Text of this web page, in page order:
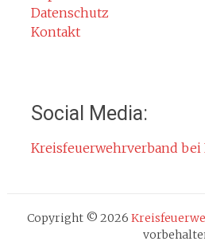
Gefahr durch
Cookie-Hinweis
Atemschutz
Datenschutz
Kontakt
Social Media:
Kreisfeuerwehrverband bei
Copyright © 2026